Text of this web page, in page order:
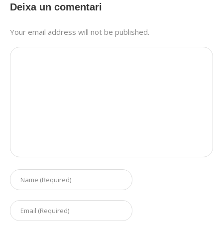
Deixa un comentari
Your email address will not be published.